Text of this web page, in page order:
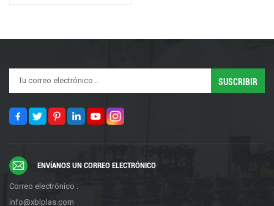
ENVÍANOS UN CORREO ELECTRÓNICO
Correo electrónico :
info@xblplas.com